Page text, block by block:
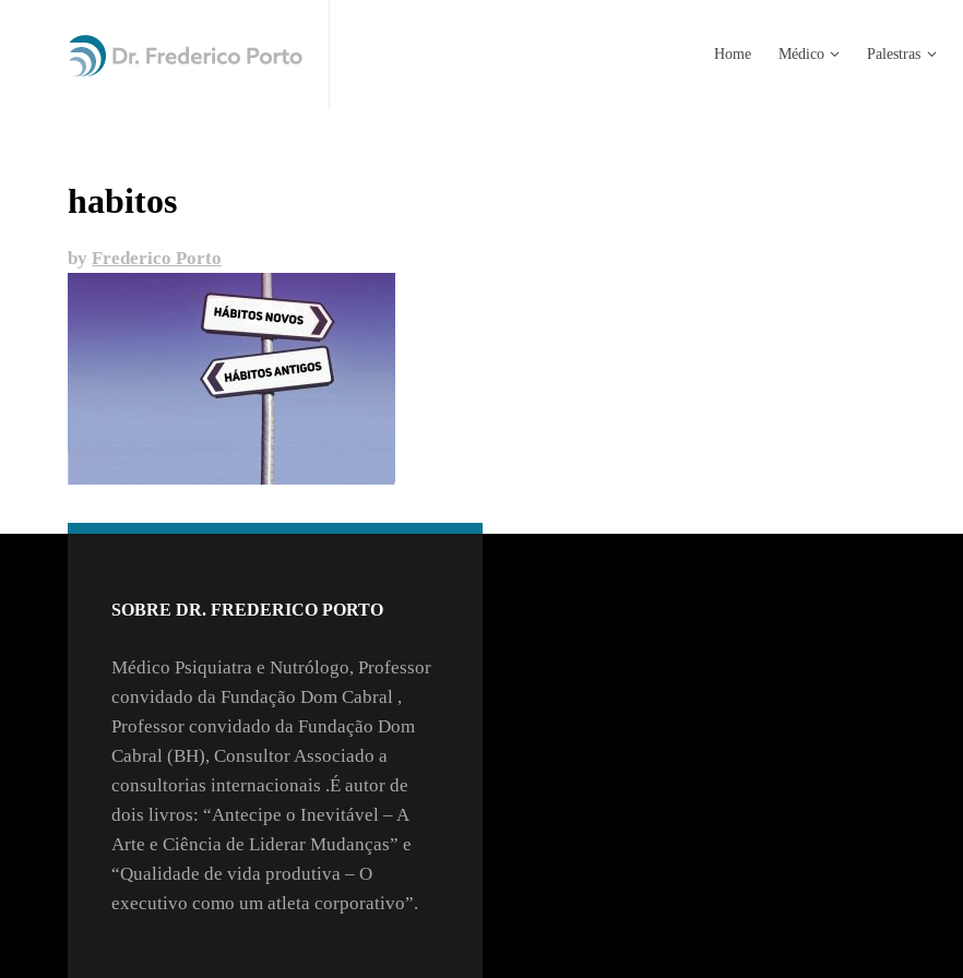
Home Médico Palestras
habitos
by Frederico Porto
SOBRE DR. FREDERICO PORTO
Médico Psiquiatra e Nutrólogo, Professor
convidado da Fundação Dom Cabral ,
Professor convidado da Fundação Dom
Cabral (BH), Consultor Associado a
consultorias internacionais .É autor de
dois livros: “Antecipe o Inevitável – A
Arte e Ciência de Liderar Mudanças” e
“Qualidade de vida produtiva – O
executivo como um atleta corporativo”.